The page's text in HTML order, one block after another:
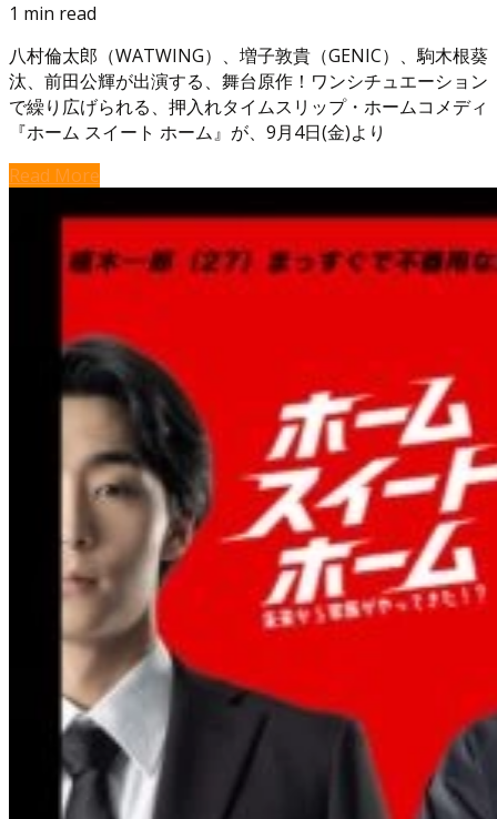
1 min read
八村倫太郎（WATWING）、増子敦貴（GENIC）、駒木根葵
汰、前田公輝が出演する、舞台原作！ワンシチュエーション
で繰り広げられる、押入れタイムスリップ・ホームコメディ
『ホーム スイート ホーム』が、9月4日(金)より
Read More